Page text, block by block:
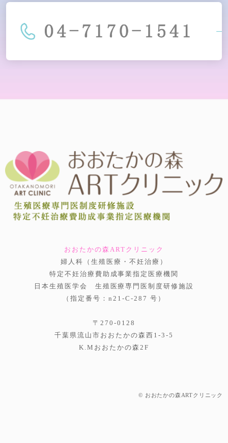
おおたかの森ARTクリニック
婦人科（生殖医療・不妊治療）
特定不妊治療費助成事業指定医療機関
日本生殖医学会 生殖医療専門医制度研修施設
（指定番号：n21-C-287 号）
〒270-0128
千葉県流山市おおたかの森西1-3-5
K.Mおおたかの森2F
© おおたかの森ARTクリニック